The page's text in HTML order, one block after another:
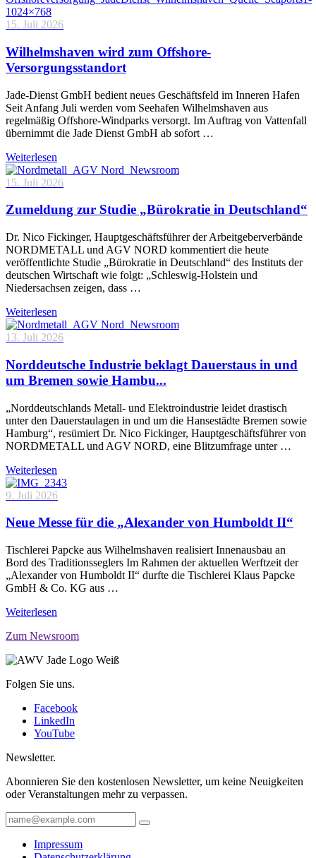
15. Juli 2026
Wilhelmshaven wird zum Offshore-
Versorgungsstandort
Jade-Dienst GmbH bedient neues Geschäftsfeld im Inneren Hafen
Seit Anfang Juli werden vom Seehafen Wilhelmshaven aus
regelmäßig Offshore-Windparks versorgt. Im Auftrag von Vattenfall
übernimmt die Jade Dienst GmbH ab sofort …
Weiterlesen
15. Juli 2026
Zumeldung zur Studie „Bürokratie in Deutschland“
Dr. Nico Fickinger, Hauptgeschäftsführer der Arbeitgeberverbände
NORDMETALL und AGV NORD kommentiert die heute
veröffentlichte Studie „Bürokratie in Deutschland“ des Instituts der
deutschen Wirtschaft wie folgt: „Schleswig-Holstein und
Niedersachsen zeigen, dass …
Weiterlesen
13. Juli 2026
Norddeutsche Industrie beklagt Dauerstaus in und
um Bremen sowie Hambu...
„Norddeutschlands Metall- und Elektroindustrie leidet drastisch
unter den Dauerstaulagen in und um die Hansestädte Bremen sowie
Hamburg“, resümiert Dr. Nico Fickinger, Hauptgeschäftsführer von
NORDMETALL und AGV NORD, eine Blitzumfrage unter …
Weiterlesen
9. Juli 2026
Neue Messe für die „Alexander von Humboldt II“
Tischlerei Papcke aus Wilhelmshaven realisiert Innenausbau an
Bord des Traditionsseglers Im Rahmen der aktuellen Werftzeit der
„Alexander von Humboldt II“ durfte die Tischlerei Klaus Papcke
GmbH & Co. KG aus …
Weiterlesen
Zum Newsroom
Folgen Sie uns.
Facebook
LinkedIn
YouTube
Newsletter.
Abonnieren Sie den kostenlosen Newsletter, um keine Neuigkeiten
oder Veranstaltungen mehr zu verpassen.
Impressum